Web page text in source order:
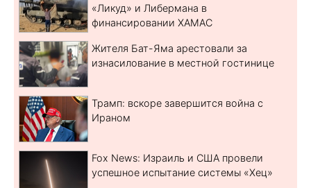
«Ликуд» и Либермана в
финансировании ХАМАС
Жителя Бат-Яма арестовали за
изнасилование в местной гостинице
Трамп: вскоре завершится война с
Ираном
Fox News: Израиль и США провели
успешное испытание системы «Хец»